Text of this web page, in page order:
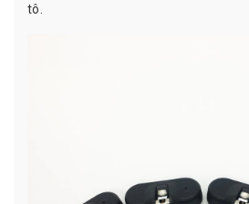
tô.